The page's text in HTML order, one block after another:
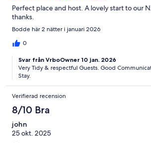
Perfect place and host. A lovely start to our
thanks.
Bodde här 2 nätter i januari 2026
0
Svar från VrboOwner 10 jan. 2026
Very Tidy & respectful Guests. Good
Stay.
Verifierad recension
8/10 Bra
john
25 okt. 2025